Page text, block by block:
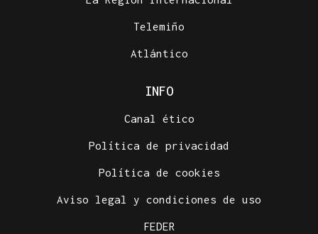
Telemiño
Atlántico
INFO
Canal ético
Política de privacidad
Política de cookies
Aviso legal y condiciones de uso
FEDER